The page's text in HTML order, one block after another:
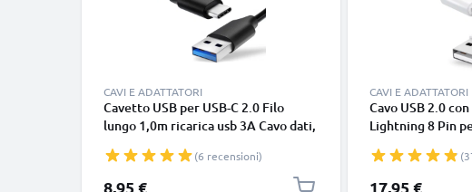
CAVI E ADATTATORI
Cavetto USB per USB-C 2.0 Filo
lungo 1,0m ricarica usb 3A Cavo dati,
smartphone (Samsung, Huawei,
Google Pixel), fotocamera Canon,
(6 recensioni)
8,95 €
CAVI E ADATTATORI
Cavo USB 2.0
Lightning 8 Pin
SE filo di 1m
in bianco per
17,95 €